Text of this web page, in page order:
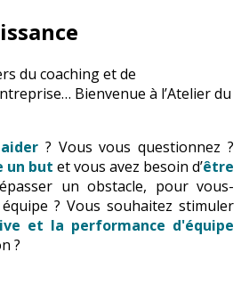
du coaching et de
Bienvenue à l’Atelier du
aider ? Vous vous questionnez ?
un but et vous avez besoin d’être
un obstacle, pour vous-
? Vous souhaitez stimuler
et la performance d'équipe
?